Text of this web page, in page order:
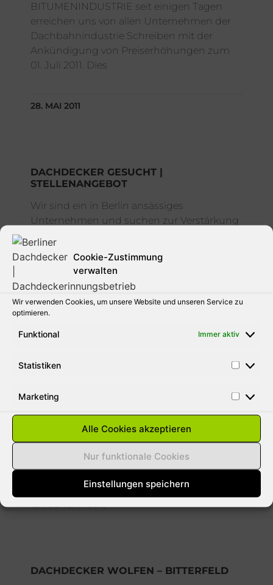
Cookie-Zustimmung
verwalten
Wir verwenden Cookies, um unsere Website und unseren Service zu
optimieren.
Funktional Immer aktiv
Statistiken
Marketing
Alle Cookies akzeptieren
Nur funktionale Cookies
Einstellungen speichern
BITUMENINDUSTRIE seit einigen Tagen
erreichen uns von allen Unternehmen der
Dachbahnindustrie Schreiben mit der
Ankündigung von Preiserhöhungen zum
01. Juli 2011. Dies
28. MAI 2011
DACHDECKER GESUCHT |
STELLENANGEBOT
Wir sind ein in Berlin ansässiges
Unternehmen und suchen zur Verstärkung
Dachdecker – Dach-, Wand- und
Abdichtungstechnik in Vollzeit.
31. AUGUST 2010
SCHNEELASTEN AUF DÄCHER
Aus gegebenen Anlass weisen wie darauf
hin das bei der momentanen Wetterlage
jeder Hausbesitzer für Schäden durch
meisten versicherungen
12. FEBRUAR 2010
DACHDECKER WOLFEN – BITTERFELD